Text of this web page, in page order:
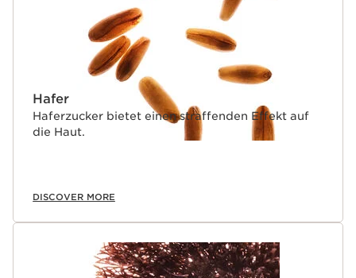
Hafer
Haferzucker bietet einen straffenden Effekt auf
die Haut.
DISCOVER MORE